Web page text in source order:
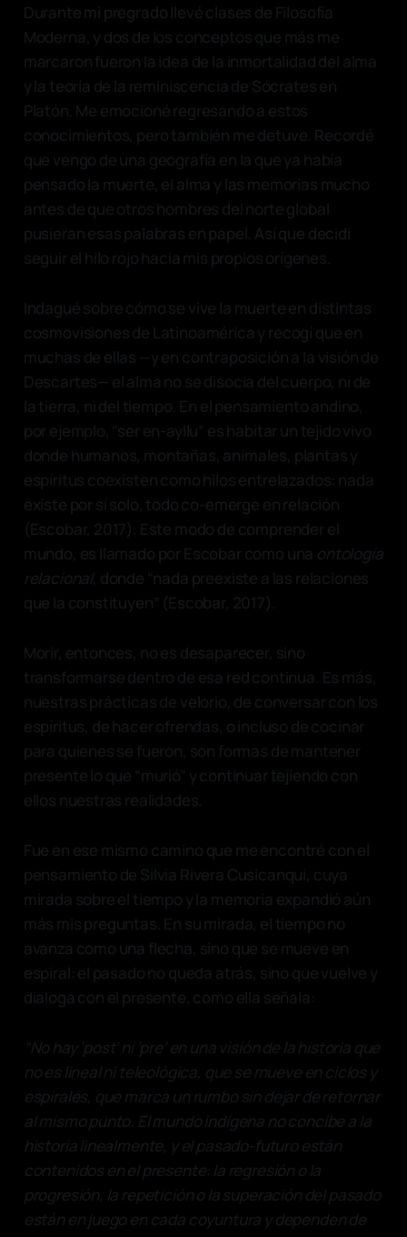
Durante mi pregrado llevé clases de Filosofía
Moderna, y dos de los conceptos que más me
marcaron fueron la idea de la inmortalidad del alma
y la teoría de la reminiscencia de Sócrates en
Platón. Me emocioné regresando a estos
conocimientos, pero también me detuve. Recordé
que vengo de una geografía en la que ya había
pensado la muerte, el alma y las memorias mucho
antes de que otros hombres del norte global
pusieran esas palabras en papel. Así que decidí
seguir el hilo rojo hacia mis propios orígenes.
Indagué sobre cómo se vive la muerte en distintas
cosmovisiones de Latinoamérica y recogí que en
muchas de ellas —y en contraposición a la visión de
Descartes— el alma no se disocia del cuerpo, ni de
la tierra, ni del tiempo. En el pensamiento andino,
por ejemplo, “ser en-ayllu” es habitar un tejido vivo
donde humanos, montañas, animales, plantas y
espíritus coexisten como hilos entrelazados: nada
existe por sí solo, todo co-emerge en relación
(Escobar, 2017). Este modo de comprender el
mundo, es llamado por Escobar como una ontología
relacional, donde “nada preexiste a las relaciones
que la constituyen” (Escobar, 2017).
Morir, entonces, no es desaparecer, sino
transformarse dentro de esa red continua. Es más,
nuestras prácticas de velorio, de conversar con los
espíritus, de hacer ofrendas, o incluso de cocinar
para quienes se fueron, son formas de mantener
presente lo que “murió” y continuar tejiendo con
ellos nuestras realidades.
Fue en ese mismo camino que me encontré con el
pensamiento de Silvia Rivera Cusicanqui, cuya
mirada sobre el tiempo y la memoria expandió aún
más mis preguntas. En su mirada, el tiempo no
avanza como una flecha, sino que se mueve en
espiral: el pasado no queda atrás, sino que vuelve y
dialoga con el presente, como ella señala:
“No hay ‘post’ ni ‘pre’ en una visión de la historia que
no es lineal ni teleológica, que se mueve en ciclos y
espirales, que marca un rumbo sin dejar de retornar
al mismo punto. El mundo indígena no concibe a la
historia linealmente, y el pasado-futuro están
contenidos en el presente: la regresión o la
progresión, la repetición o la superación del pasado
están en juego en cada coyuntura y dependen de